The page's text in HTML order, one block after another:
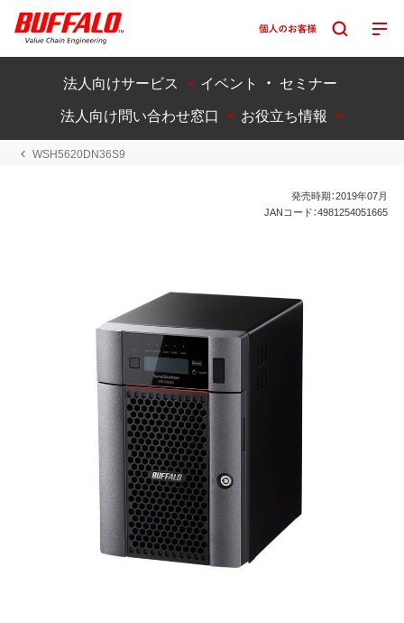
法人向けサービス
イベント ・ セミナー
法人向け問い合わせ窓口
お役立ち情報
WSH5620DN36S9
発売時期：2019年07月
JANコード：4981254051665